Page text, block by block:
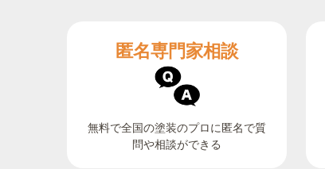
匿名専門家相談
無料で全国の塗装のプロに匿名で質
問や相談ができる